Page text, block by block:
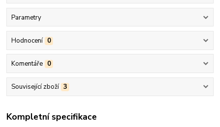
Parametry
Hodnocení 0
Komentáře 0
Související zboží 3
Kompletní specifikace